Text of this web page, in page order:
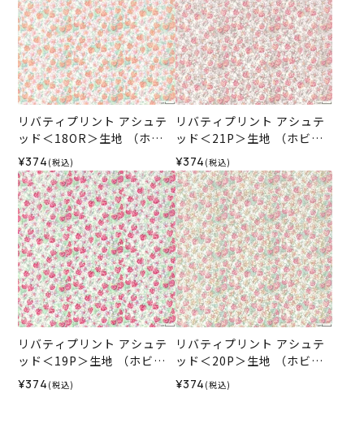
リバティプリント アシュテ
ッド＜18OR＞生地 （ホビ
ーラホビーレオリジナル）2
026SS
¥374 (税込)
リバティプリント アシュテ
ッド＜21P＞生地 （ホビー
ラホビーレオリジナル）202
6SS
¥374 (税込)
リバティプリント アシュテ
ッド＜19P＞生地 （ホビー
ラホビーレオリジナル）202
¥374 (税込)
リバティプリント アシュテ
ッド＜20P＞生地 （ホビー
ラホビーレオリジナル）202
¥374 (税込)